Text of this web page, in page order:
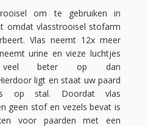
om te gebruiken in
omdat vlasstrooisel stofarm
Vlas neemt 12x meer
urine en vieze luchtjes
veel beter op dan
ligt en staat uw paard
op stal. Doordat vlas
geen stof en vezels bevat is
voor paarden met een